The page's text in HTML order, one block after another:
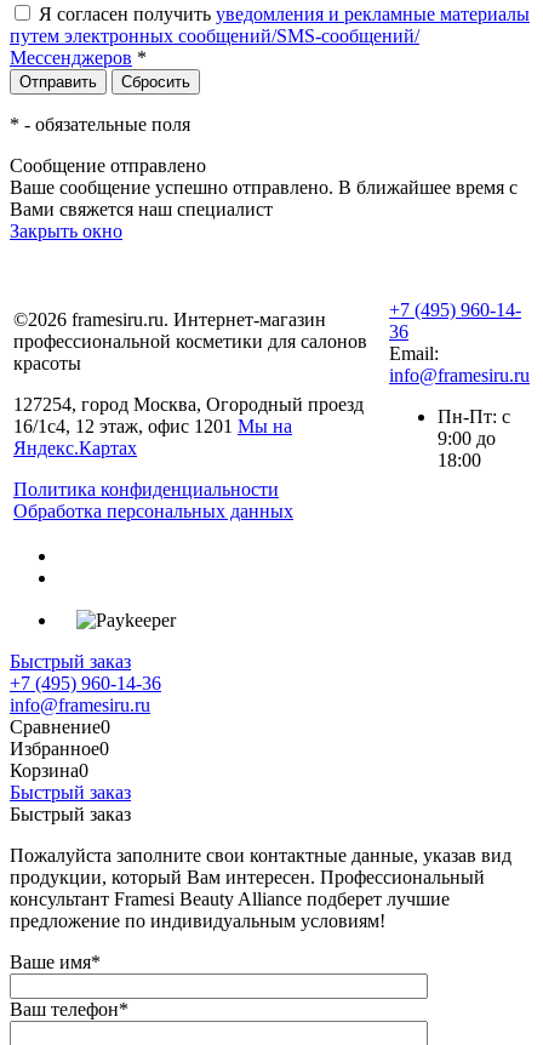
Я согласен получить уведомления и рекламные материалы
путем электронных сообщений/SMS-сообщений/
Мессенджеров *
* - обязательные поля
Сообщение отправлено
Ваше сообщение успешно отправлено. В ближайшее время с
Вами свяжется наш специалист
Закрыть окно
©2026 framesiru.ru. Интернет-магазин
профессиональной косметики для салонов
красоты
127254, город Москва, Огородный проезд
16/1с4, 12 этаж, офис 1201 Мы на
Яндекс.Картах
Политика конфиденциальности
Обработка персональных данных
+7 (495) 960-14-
36
Email:
info@framesiru.ru
Пн-Пт: с
9:00 до
18:00
Быстрый заказ
+7 (495) 960-14-36
info@framesiru.ru
Сравнение0
Избранное0
Корзина0
Быстрый заказ
Быстрый заказ
Пожалуйста заполните свои контактные данные, указав вид
продукции, который Вам интересен. Профессиональный
консультант Framesi Beauty Alliance подберет лучшие
предложение по индивидуальным условиям!
Ваше имя*
Ваш телефон*